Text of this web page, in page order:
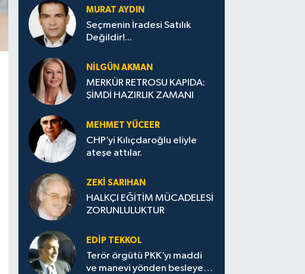
MURAT AYDIN
Seçmenin İradesi Satılık
Değildir!...
NILGÜN AKMAN
MERKÜR RETROSU KAPIDA:
ŞİMDİ HAZIRLIK ZAMANI
MEHMET YÜCEER
CHP’yi Kılıçdaroğlu eliyle
ateşe attılar.
ZEKI SARIHAN
HALKÇI EĞİTİM MÜCADELESİ
ZORUNLULUKTUR
EDIP TEKKOL
Terör örgütü PKK’yı maddi
ve manevi yönden besleyen